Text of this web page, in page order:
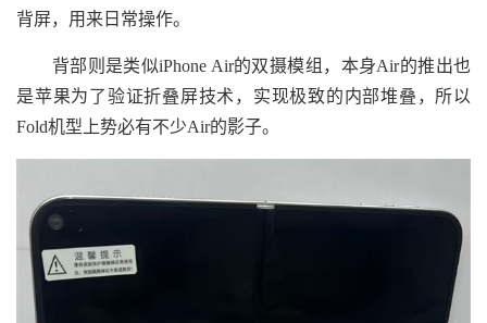
背屏，用来日常操作。
背部则是类似iPhone Air的双摄模组，本身Air的推出也
是苹果为了验证折叠屏技术，实现极致的内部堆叠，所以
Fold机型上势必有不少Air的影子。